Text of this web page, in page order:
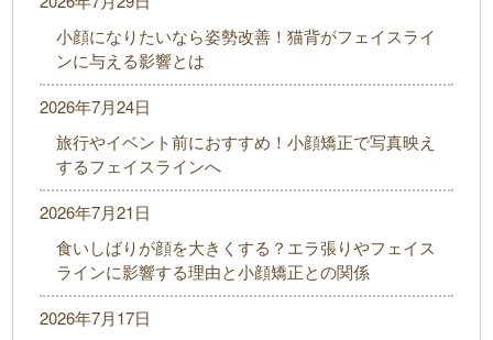
小顔になりたいなら姿勢改善！猫背がフェイスライ
ンに与える影響とは
旅行やイベント前におすすめ！小顔矯正で写真映え
するフェイスラインへ
2026年7月24日
食いしばりが顔を大きくする？エラ張りやフェイス
ラインに影響する理由と小顔矯正との関係
2026年7月21日
2026年7月17日